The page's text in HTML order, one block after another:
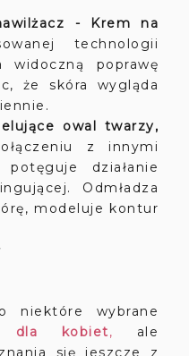
- Krem na
technologii
widoczną poprawę
że skóra wygląda
owal twarzy,
z innymi
działanie
Odmładza
modeluje kontur
niektóre wybrane
dla kobiet, ale
się jeszcze z